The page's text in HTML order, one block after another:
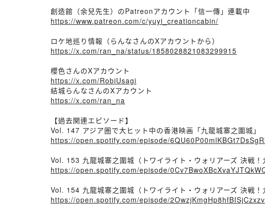
創造館（余兒先生）のPatreonアカウント「信一傳」連載中
https://www.patreon.com/c/yuyi_creationcabin/
ロケ地巡り情報（らんなさんのXアカウントから）
https://x.com/ran_na/status/1858028821083299915
櫻色さんのXアカウント
https://x.com/RobiUsagi
結城らんなさんのXアカウント
https://x.com/ran_na
【過去関連エピソード】
Vol. 147 アジア圏で大ヒット中の香港映画「九龍城寨之圍城」
https://open.spotify.com/episode/
Vol. 153 九龍城寨之圍城（トワイライト・ウォリアーズ 決戦！
https://open.spotify.com/episode/
Vol. 154 九龍城寨之圍城（トワイライト・ウォリアーズ 決戦！
https://open.spotify.com/episode/